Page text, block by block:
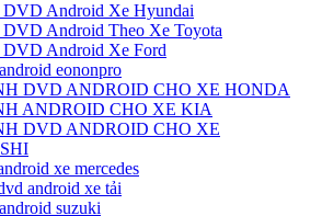
Android Xe Hyundai
Android Theo Xe Toyota
Android Xe Ford
eononpro
DVD ANDROID CHO XE HONDA
ANDROID CHO XE KIA
DVD ANDROID CHO XE
xe mercedes
android xe tải
suzuki